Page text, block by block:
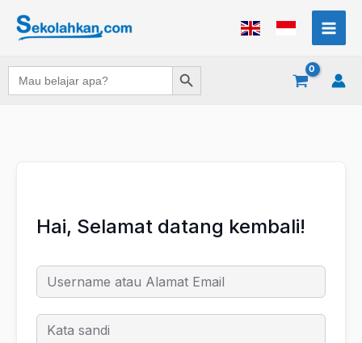
Search
for:
Search Button
Hai, Selamat datang kembali!